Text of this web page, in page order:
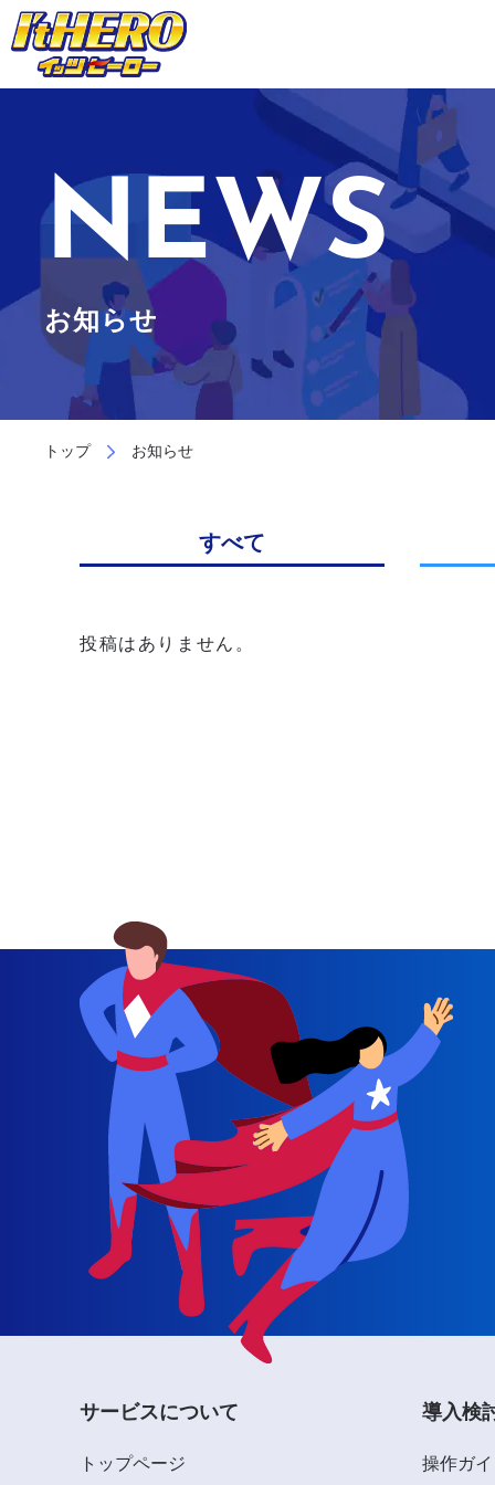
NEWS
お知らせ
トップ お知らせ
すべて
投稿はありません。
サービスについて
トップページ
導入検
操作ガ